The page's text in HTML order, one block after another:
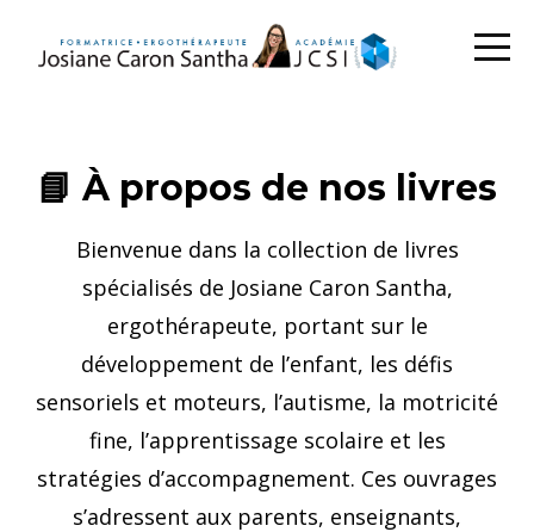
📘 À propos de nos livres
Bienvenue dans la collection de livres
spécialisés de Josiane Caron Santha,
ergothérapeute, portant sur le
développement de l’enfant, les défis
sensoriels et moteurs, l’autisme, la motricité
fine, l’apprentissage scolaire et les
stratégies d’accompagnement. Ces ouvrages
s’adressent aux parents, enseignants,